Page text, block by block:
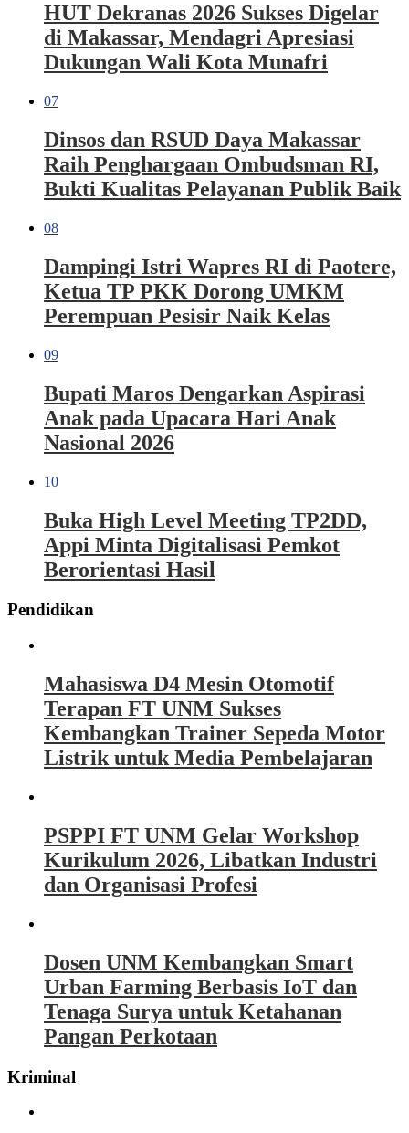
HUT Dekranas 2026 Sukses Digelar
di Makassar, Mendagri Apresiasi
Dukungan Wali Kota Munafri
07
Dinsos dan RSUD Daya Makassar
Raih Penghargaan Ombudsman RI,
Bukti Kualitas Pelayanan Publik Baik
08
Dampingi Istri Wapres RI di Paotere,
Ketua TP PKK Dorong UMKM
Perempuan Pesisir Naik Kelas
09
Bupati Maros Dengarkan Aspirasi
Anak pada Upacara Hari Anak
Nasional 2026
10
Buka High Level Meeting TP2DD,
Appi Minta Digitalisasi Pemkot
Berorientasi Hasil
Pendidikan
Mahasiswa D4 Mesin Otomotif
Terapan FT UNM Sukses
Kembangkan Trainer Sepeda Motor
Listrik untuk Media Pembelajaran
PSPPI FT UNM Gelar Workshop
Kurikulum 2026, Libatkan Industri
dan Organisasi Profesi
Dosen UNM Kembangkan Smart
Urban Farming Berbasis IoT dan
Tenaga Surya untuk Ketahanan
Pangan Perkotaan
Kriminal